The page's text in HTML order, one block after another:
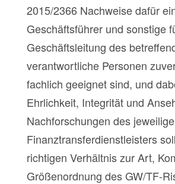
2015/2366 Nachweise dafür
Geschäftsführer und sonstige
Geschäftsleitung des
verantwortliche Personen
fachlich geeignet sind, und
Ehrlichkeit, Integrität und
Nachforschungen des
Finanztransferdienstleisters
richtigen Verhältnis zur Art,
Größenordnung des GW/TF-